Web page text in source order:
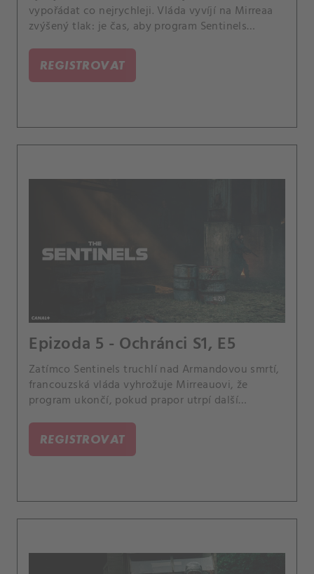
vypořádat co nejrychleji. Vláda vyvíjí na Mirreaa
zvýšený tlak: je čas, aby program Sentinels
REGISTROVAT
Epizoda 5 - Ochránci S1, E5
Zatímco Sentinels truchlí nad Armandovou smrtí,
francouzská vláda vyhrožuje Mirreauovi, že
program ukončí, pokud prapor utrpí další
novinářka, se zabývá deset let starým případem
podivné série vražd, do které se Mirreau zdá být
REGISTROVAT